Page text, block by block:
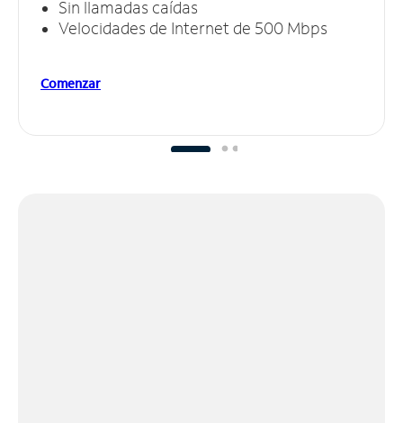
Sin llamadas caídas
Velocidades de Internet de 500 Mbps
Comenzar